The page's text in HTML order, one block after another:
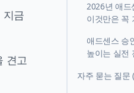
금
견고
2026년 애드
이것만은 꼭
애드센스 승
높이는 실전
자주 묻는 질문